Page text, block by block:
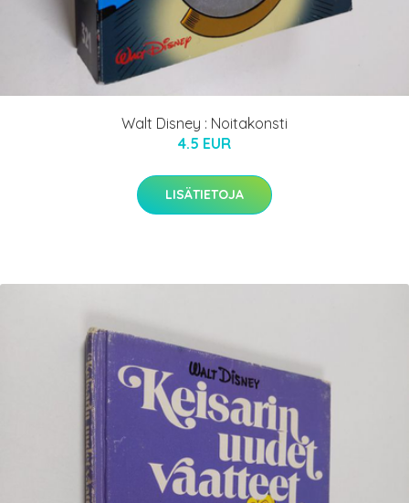
Walt Disney : Noitakonsti
4.5 EUR
LISÄTIETOJA